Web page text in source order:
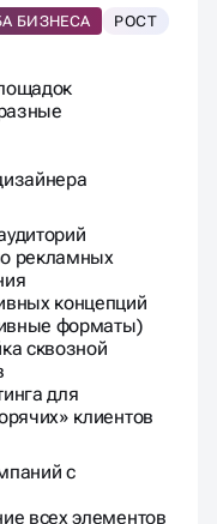
БИЗНЕСА РОСТ
рекламных
концепций
форматы)
сквозной
для
клиентов
с
всех элементов